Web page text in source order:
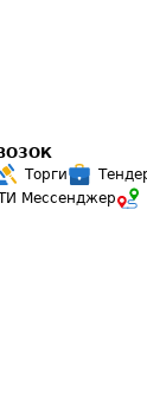
Торги
Мессенджер